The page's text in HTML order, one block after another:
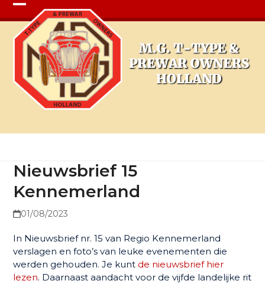
Open
mobile
menu
Close
mobile
menu
Nieuwsbrief 15
Kennemerland
01/08/2023
In Nieuwsbrief nr. 15 van Regio Kennemerland
verslagen en foto’s van leuke evenementen die
werden gehouden. Je kunt de nieuwsbrief hier
lezen. Daarnaast aandacht voor de vijfde landelijke rit